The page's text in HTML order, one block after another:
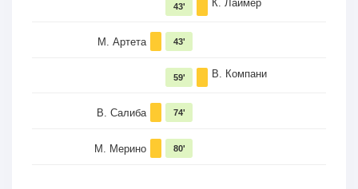
К. Лаймер
43'
М. Артета 43'
В. Компани
59'
В. Салиба 74'
М. Мерино 80'